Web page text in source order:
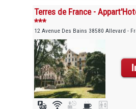
Terres de France -
***
12 Avenue Des Bains 38580 Allevard -